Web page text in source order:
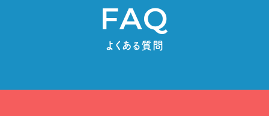
FAQ
よくある質問